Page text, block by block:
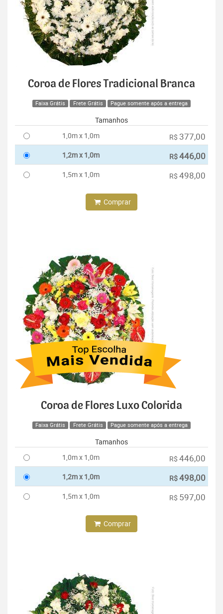
Coroa de Flores Tradicional Branca
Faixa Grátis Frete Grátis Pague somente após a entrega
Tamanhos
1,0m x 1,0m
R$ 377,00
1,2m x 1,0m R$446,00
1,5m x 1,0m R$ 498,00
Comprar
Coroa de Flores Luxo Colorida
Faixa Grátis Frete Grátis Pague somente após a entrega
Tamanhos
1,0m x 1,0m
R$ 446,00
1,2m x 1,0m R$498,00
1,5m x 1,0m R$ 597,00
Comprar